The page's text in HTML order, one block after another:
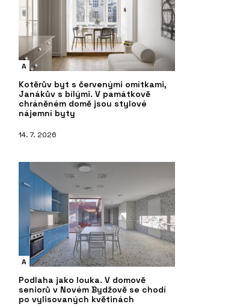
A
Kotěrův byt s červenými omítkami,
Janákův s bílými. V památkově
chráněném domě jsou stylové
nájemní byty
14. 7. 2026
A
Podlaha jako louka. V domově
seniorů v Novém Bydžově se chodí
po vylisovaných květinách